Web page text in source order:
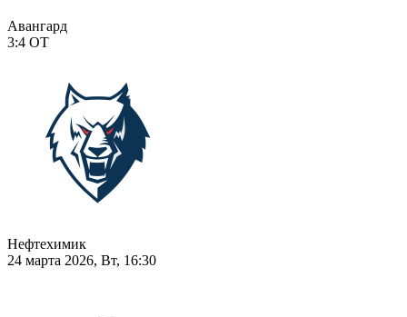
Авангард
3:4 ОТ
Нефтехимик
24 марта 2026, Вт, 16:30